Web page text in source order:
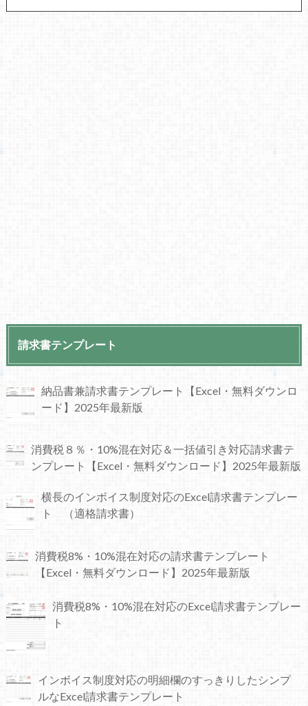
請求書テンプレート
納品書兼請求書テンプレート【Excel・無料ダウンロ
ード】2025年最新版
消費税８％・10%混在対応＆一括値引き対応請求書テ
ンプレート【Excel・無料ダウンロード】2025年最新版
横長のインボイス制度対応のExcel請求書テンプレー
ト （適格請求書）
消費税8%・10%混在対応の請求書テンプレート
【Excel・無料ダウンロード】2025年最新版
消費税8%・10%混在対応のExcel請求書テンプレー
ト
インボイス制度対応の明細欄のすっきりしたシンプ
ルなExcel請求書テンプレート